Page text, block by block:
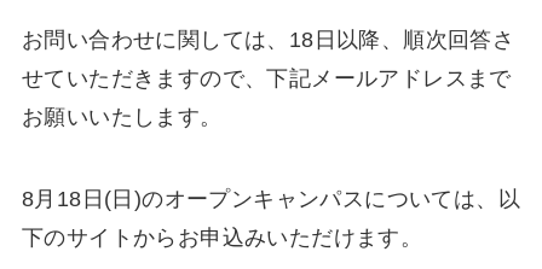
お問い合わせに関しては、18日以降、順次回答さ
せていただきますので、下記メールアドレスまで
お願いいたします。
8月18日(日)のオープンキャンパスについては、以
下のサイトからお申込みいただけます。